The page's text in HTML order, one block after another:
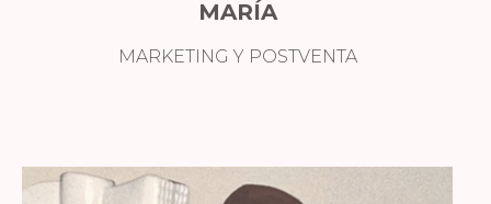
MARÍA
MARKETING Y POSTVENTA